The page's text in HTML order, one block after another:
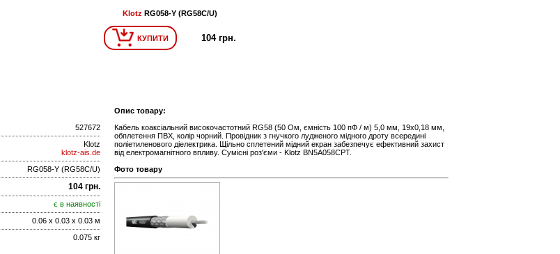
Klotz RG058-Y (RG58C/U)
КУПИТИ 104 грн.
527672
Klotz
klotz-ais.de
RG058-Y (RG58C/U)
104 грн.
є в наявності
0.06 x 0.03 x 0.03 м
0.075 кг
Опис товару:
Кабель коаксіальний високочастотний RG58 (50 Ом, ємність 100 пФ / м) 5,0 мм, 19x0,18 мм,
обплетення ПВХ, колір чорний. Провідник з гнучкого лудженого мідного дроту всередині
поліетиленового діелектрика. Щільно сплетений мідний екран забезпечує ефективний захист
від електромагнітного впливу. Сумісні роз'єми - Klotz BN5A058CPT.
Фото товару